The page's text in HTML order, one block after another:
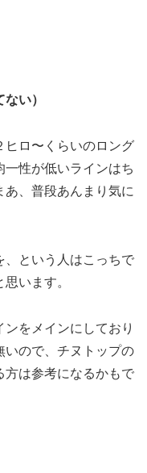
い）
ヒロ〜くらいのロング
一性が低いラインはち
あ、普段あんまり気に
、という人はこっちで
います。
をメインにしており
いので、チヌトップの
方は参考になるかもで